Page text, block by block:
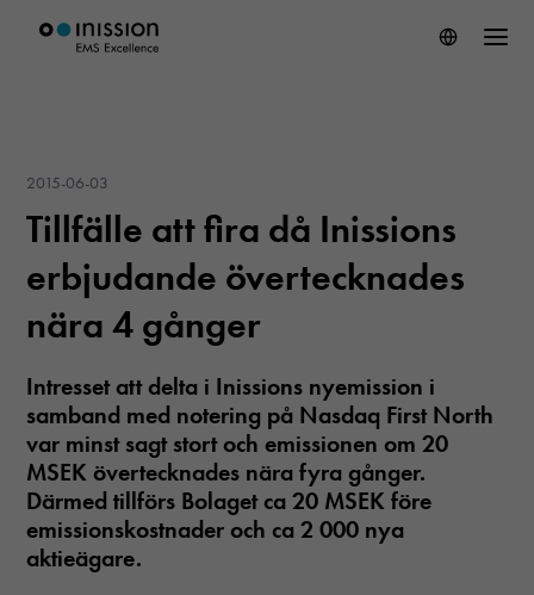
2015-06-03
Tillfälle att fira då Inissions
erbjudande övertecknades
nära 4 gånger
Intresset att delta i Inissions nyemission i
samband med notering på Nasdaq First North
var minst sagt stort och emissionen om 20
MSEK övertecknades nära fyra gånger.
Därmed tillförs Bolaget ca 20 MSEK före
emissionskostnader och ca 2 000 nya
aktieägare.